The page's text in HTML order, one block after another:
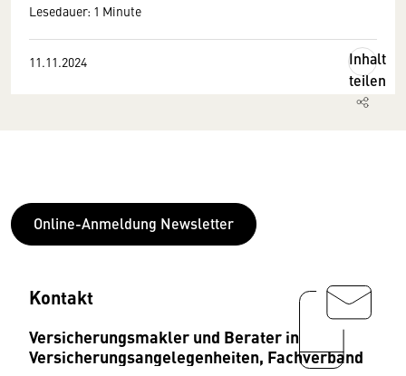
Lesedauer: 1 Minute
11.11.2024
Inhalt
teilen
Online-Anmeldung Newsletter
Kontakt
Versicherungsmakler und Berater in
Versicherungsangelegenheiten, Fachverband